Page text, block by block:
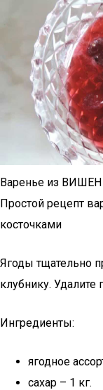
Варенье из ВИШЕН
Простой рецепт
косточками
Ягоды тщательно
клубнику.
Ингредиенты:
ягодное
сахар – 1 кг.